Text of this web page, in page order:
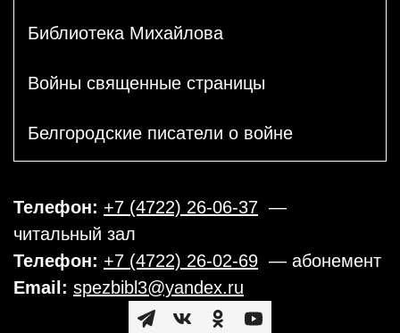
Библиотека Михайлова
Войны священные страницы
Белгородские писатели о войне
Телефон: +7 (4722) 26-06-37 —
читальный зал
Телефон: +7 (4722) 26-02-69 — абонемент
Email: spezbibl3@yandex.ru